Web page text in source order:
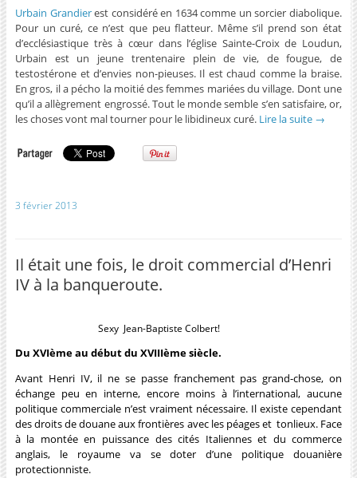
Urbain Grandierest considéré en 1634 comme un sorcier diabolique.
Pour un curé, ce n’est que peu flatteur. Même s’il prend son état
d’ecclésiastique très à cœur dans l’église Sainte-Croix de Loudun,
Urbain est un jeune trentenaire plein de vie, de fougue, de
testostérone et d’envies non-pieuses. Il est chaud comme la braise.
En gros, il a pécho la moitié des femmes mariées du village. Dont une
qu’il a allègrement engrossé. Tout le monde semble s’en satisfaire, or,
les choses vont mal tourner pour le libidineux curé. Lire la suite →
3 février 2013
Il était une fois, le droit commercial d’Henri
IV à la banqueroute.
Sexy Jean-Baptiste Colbert!
Du XVIème au début du XVIIIème siècle.
Avant Henri IV, il ne se passe franchement pas grand-chose, on
échange peu en interne, encore moins à l’international, aucune
politique commerciale n’est vraiment nécessaire. Il existe cependant
des droits de douane aux frontières avec les péages et tonlieux. Face
à la montée en puissance des cités Italiennes et du commerce
anglais, le royaume va se doter d’une politique douanière
protectionniste.